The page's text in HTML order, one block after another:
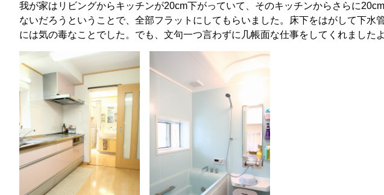
我が家はリビングからキッチンが20cm下がっていて、そのキッチンからさらに
ないだろうということで、全部フラットにしてもらいました。床下をはがして下
には気の毒なことでした。でも、文句一つ言わずに几帳面な仕事をしてくれましたよ